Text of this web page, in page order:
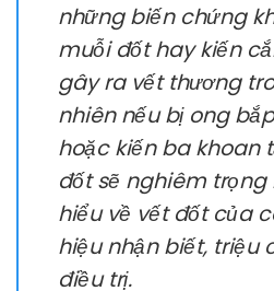
những biến chứng
muỗi đốt hay kiến
gây ra vết thương
nhiên nếu bị ong
hoặc kiến ba khoan
đốt sẽ nghiêm
hiểu về vết đốt của
hiệu nhận biết, triệu
điều trị.